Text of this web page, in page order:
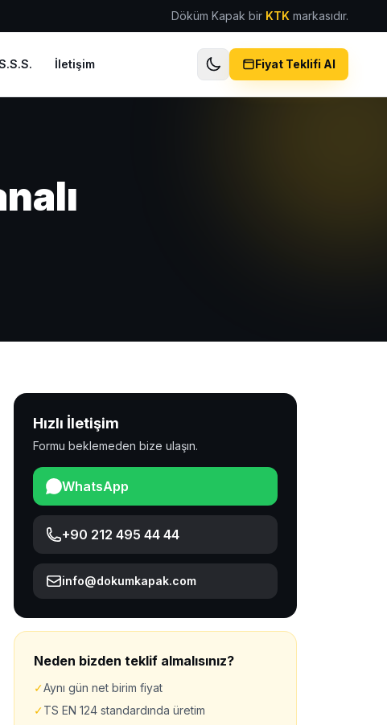
Döküm Kapak bir KTK markasıdır.
İletişim Fiyat Teklifi Al
Hızlı İletişim
Formu beklemeden bize ulaşın.
WhatsApp
+90 212 495 44 44
info@dokumkapak.com
Neden bizden teklif almalısınız?
✓Aynı gün net birim fiyat
✓TS EN 124 standardında üretim